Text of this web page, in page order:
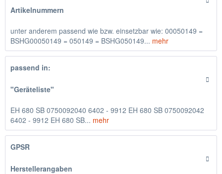
Artikelnummern
unter anderem passend wie bzw. einsetzbar wie: 00050149 =
BSHG00050149 = 050149 = BSHG050149... mehr
passend in:
"Geräteliste"
EH 680 SB 0750092040 6402 - 9912 EH 680 SB 0750092042
6402 - 9912 EH 680 SB... mehr
GPSR
Herstellerangaben